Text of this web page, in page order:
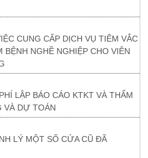
CUNG CẤP DỊCH VỤ TIÊM VẮC
BỆNH NGHỀ NGHIỆP CHO VIÊN
LẬP BÁO CÁO KTKT VÀ THẨM
VÀ DỰ TOÁN
LÝ MỘT SỐ CỬA CŨ ĐÃ